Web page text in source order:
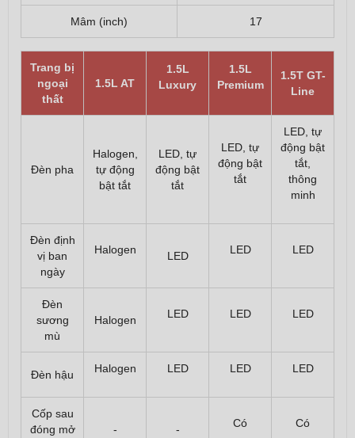
Mâm (inch) 17
Trang bị
ngoại
thất
1.5L AT
1.5L
Luxury
1.5L
Premium
1.5T GT-
Line
Đèn pha
Halogen,
tự động
bật tắt
LED, tự
động bật
tắt
LED, tự
động bật
tắt
LED, tự
động bật
tắt,
thông
minh
Đèn định
vị ban
ngày
Halogen LED LED LED
Đèn
sương
mù
Halogen LED LED LED
Đèn hậu Halogen LED LED LED
Cốp sau
đóng mở
- - Có Có